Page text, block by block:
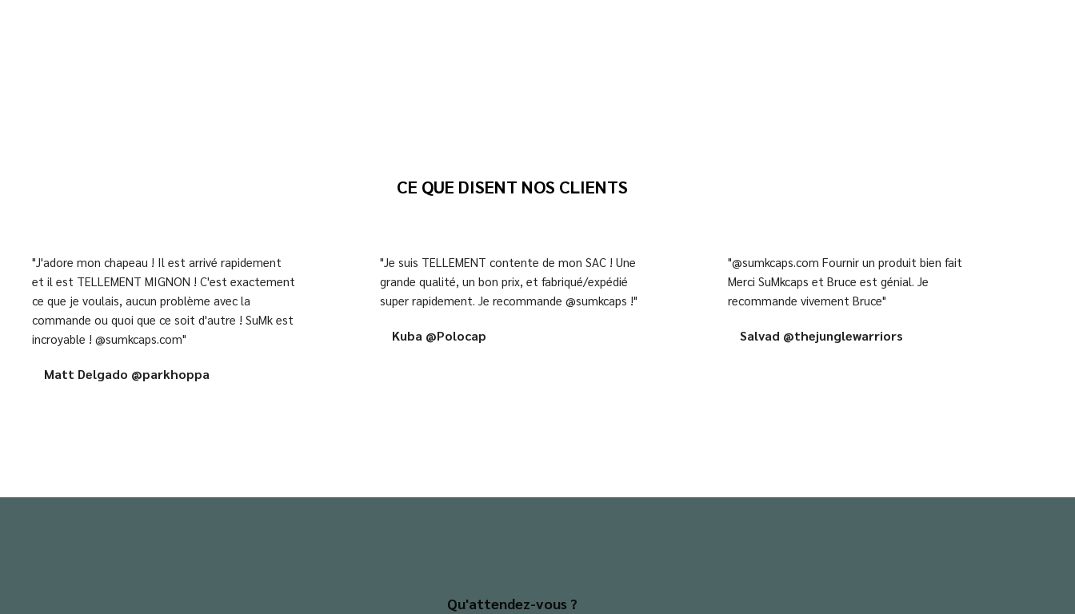
CE QUE DISENT NOS CLIENTS
"J'adore mon chapeau ! Il est arrivé rapidement
et il est TELLEMENT MIGNON ! C'est exactement
ce que je voulais, aucun problème avec la
commande ou quoi que ce soit d'autre ! SuMk est
incroyable ! @sumkcaps.com"
Matt Delgado @parkhoppa
"Je suis TELLEMENT contente de mon SAC ! Une
grande qualité, un bon prix, et fabriqué/expédié
super rapidement. Je recommande @sumkcaps !"
Kuba @Polocap
"@sumkcaps.com Fournir un produit bien fait
Merci SuMkcaps et Bruce est génial. Je
recommande vivement Bruce"
Salvad @thejunglewarriors
Qu'attendez-vous ?